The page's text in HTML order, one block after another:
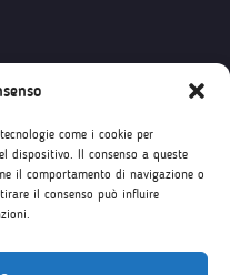
come i cookie per
dispositivo. Il consenso a queste
il comportamento di navigazione o
il consenso può influire